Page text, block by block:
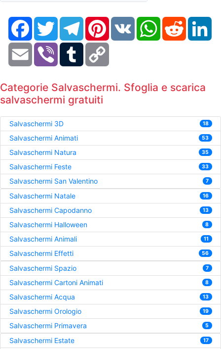
FacebookTwitter TelegramPinterestVK WhatsAppReddit
Email Viber Tumblr
Categorie Salvaschermi. Sfoglia e scarica
salvaschermi gratuiti
Salvaschermi 3D 18
Salvaschermi Animati 53
Salvaschermi Natura 35
Salvaschermi Feste 33
Salvaschermi San Valentino 7
Salvaschermi Natale 16
Salvaschermi Capodanno 13
Salvaschermi Halloween 8
Salvaschermi Animali 11
Salvaschermi Effetti 56
Salvaschermi Spazio 7
Salvaschermi Cartoni Animati 8
Salvaschermi Acqua 13
Salvaschermi Orologio 19
Salvaschermi Primavera 5
Salvaschermi Estate 17